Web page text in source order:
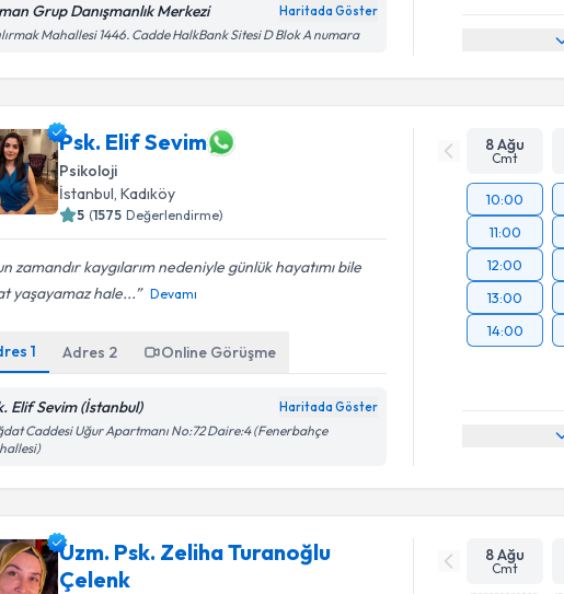
Grup Danışmanlık Merkezi Haritada Göster
Mahallesi 1446. Cadde HalkBank Sitesi D Blok A numara
Psk. Elif Sevim
Psikoloji
İstanbul , Kadıköy
5 (1575 Değerlendirme)
zamandır kaygılarım nedeniyle günlük hayatımı bile
yaşayamaz hale...
Devamı
1 Adres 2 Online Görüşme
Elif Sevim (İstanbul) Haritada Göster
Caddesi Uğur Apartmanı No:72 Daire:4 (Fenerbahçe
8 Ağu
Cmt
10:00
11:00
12:00
13:00
14:00
Uzm. Psk. Zeliha Turanoğlu
Çelenk
8 Ağu
Cmt